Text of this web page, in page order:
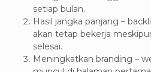
setiap bulan.
Hasil jangka panjang –
akan tetap bekerja
selesai.
Meningkatkan branding –